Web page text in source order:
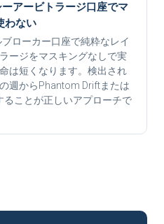
アービトラージ口座でマ
わない
ローカー口座で純粋なレイ
ージをマスキングなしで実
は短くなります。検出され
週からPhantom Driftまたは
ることが正しいアプローチで